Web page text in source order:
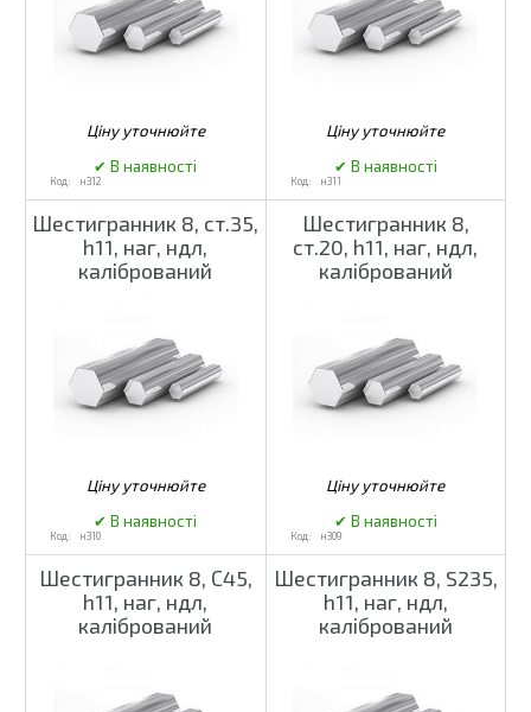
н312 н311
Шестигранник 8, ст.35,
h11, наг, ндл,
калібрований
н310
Шестигранник 8,
ст.20, h11, наг, ндл,
калібрований
н309
Шестигранник 8, С45,
h11, наг, ндл,
калібрований
Шестигранник 8, S235,
h11, наг, ндл,
калібрований